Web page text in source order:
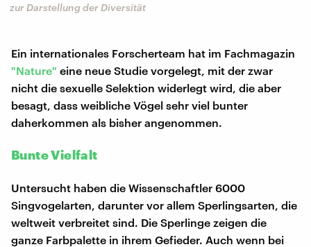
zur Darstellung der Diversität
Ein internationales Forscherteam hat im Fachmagazin
"Nature" eine neue Studie vorgelegt, mit der zwar
nicht die sexuelle Selektion widerlegt wird, die aber
besagt, dass weibliche Vögel sehr viel bunter
daherkommen als bisher angenommen.
Bunte Vielfalt
Untersucht haben die Wissenschaftler 6000
Singvogelarten, darunter vor allem Sperlingsarten, die
weltweit verbreitet sind. Die Sperlinge zeigen die
ganze Farbpalette in ihrem Gefieder. Auch wenn bei